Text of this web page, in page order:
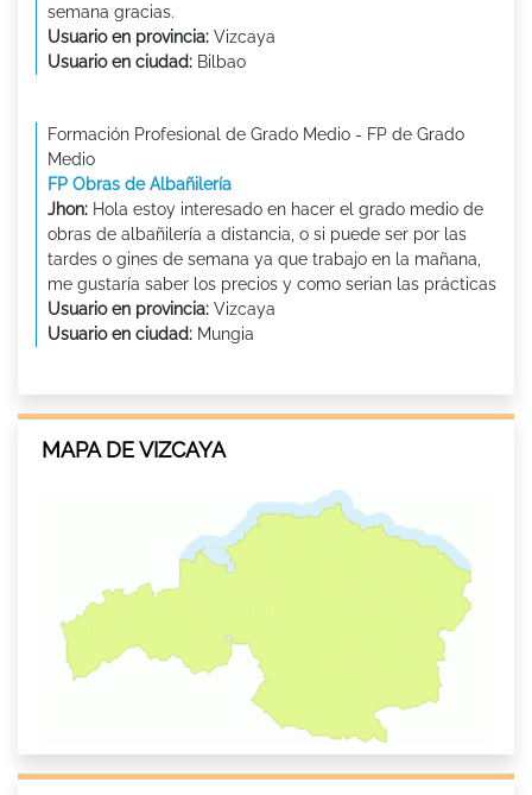
semana gracias.
Usuario en provincia: Vizcaya
Usuario en ciudad: Bilbao
Formación Profesional de Grado Medio - FP de Grado
Medio
FP Obras de Albañilería
Jhon: Hola estoy interesado en hacer el grado medio de
obras de albañilería a distancia, o si puede ser por las
tardes o gines de semana ya que trabajo en la mañana,
me gustaría saber los precios y como serian las prácticas
Usuario en provincia: Vizcaya
Usuario en ciudad: Mungia
MAPA DE VIZCAYA